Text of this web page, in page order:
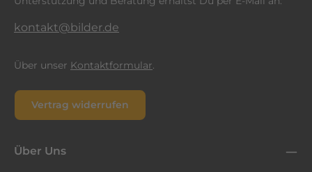
kontakt@bilder.de
Über unser Kontaktformular.
Vertrag widerrufen
Über Uns